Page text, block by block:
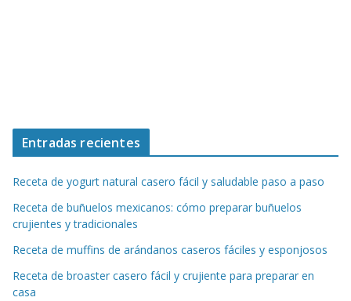
Entradas recientes
Receta de yogurt natural casero fácil y saludable paso a paso
Receta de buñuelos mexicanos: cómo preparar buñuelos
crujientes y tradicionales
Receta de muffins de arándanos caseros fáciles y esponjosos
Receta de broaster casero fácil y crujiente para preparar en
casa